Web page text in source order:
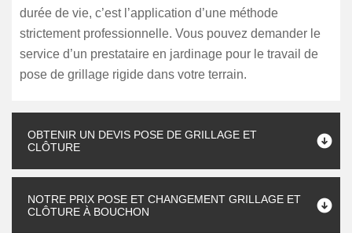
durée de vie, c’est l’application d’une méthode
strictement professionnelle. Vous pouvez demander le
service d’un prestataire en jardinage pour le travail de
pose de grillage rigide dans votre terrain.
OBTENIR UN DEVIS POSE DE GRILLAGE ET
CLÔTURE
NOTRE PRIX POSE ET CHANGEMENT GRILLAGE ET
CLÔTURE À BOUCHON